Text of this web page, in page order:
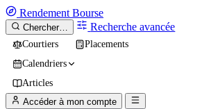
Rendement Bourse
Chercher… Recherche avancée
Courtiers
Placements
Calendriers
Articles
Accéder à mon compte